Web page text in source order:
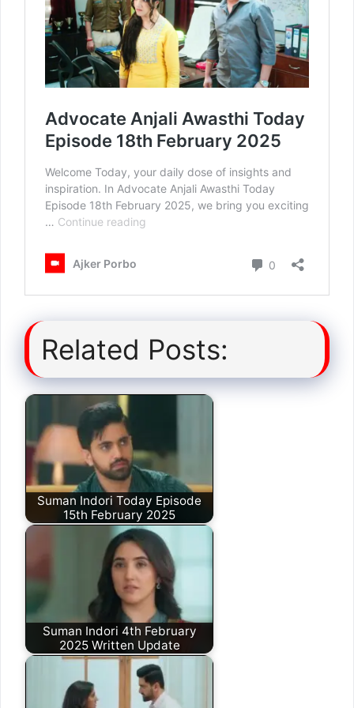
Related Posts:
Suman Indori Today Episode
15th February 2025
Suman Indori 4th February
2025 Written Update